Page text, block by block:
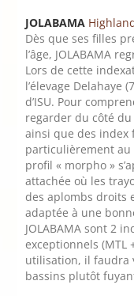
JOLABAMA
Dès que ses filles
l’âge, JOLABAMA
Lors de cette
l’élevage Delahaye
d’ISU. Pour
regarder du côté du
ainsi que des index
particulièrement
profil « morpho »
attachée où les
des aplombs droits
adaptée à une
JOLABAMA sont 2
exceptionnels (MTL
utilisation, il faudra
bassins plutôt